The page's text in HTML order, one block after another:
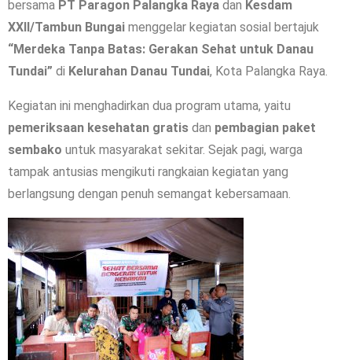
bersama PT Paragon Palangka Raya dan Kesdam
XXII/Tambun Bungai menggelar kegiatan sosial bertajuk
“Merdeka Tanpa Batas: Gerakan Sehat untuk Danau
Tundai” di Kelurahan Danau Tundai, Kota Palangka Raya.
Kegiatan ini menghadirkan dua program utama, yaitu
pemeriksaan kesehatan gratis dan pembagian paket
sembako untuk masyarakat sekitar. Sejak pagi, warga
tampak antusias mengikuti rangkaian kegiatan yang
berlangsung dengan penuh semangat kebersamaan.